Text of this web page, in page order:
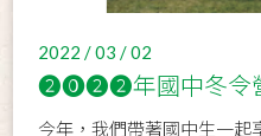
2022 / 03 / 02
❷⓿❷❷年國中冬令
今年，我們帶著國中生一起